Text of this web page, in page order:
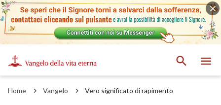
Home Vangelo Vero significato di rapimento